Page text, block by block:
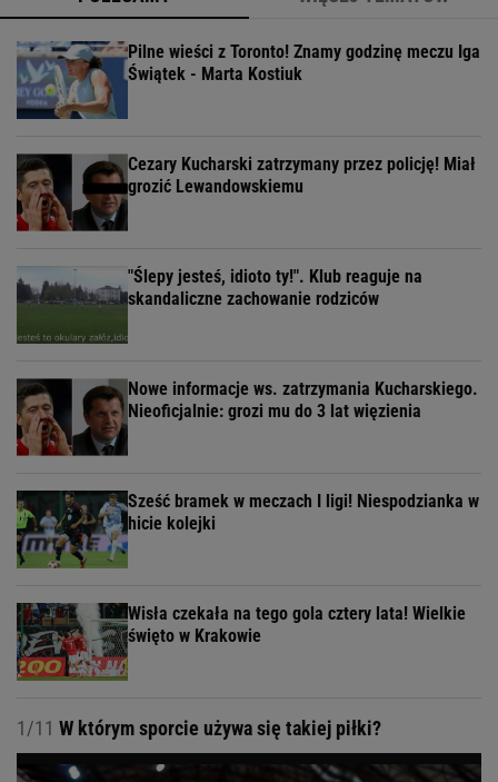
Pilne wieści z Toronto! Znamy godzinę meczu Iga
Świątek - Marta Kostiuk
Cezary Kucharski zatrzymany przez policję! Miał
grozić Lewandowskiemu
"Ślepy jesteś, idioto ty!". Klub reaguje na
skandaliczne zachowanie rodziców
Nowe informacje ws. zatrzymania Kucharskiego.
Nieoficjalnie: grozi mu do 3 lat więzienia
Sześć bramek w meczach I ligi! Niespodzianka w
hicie kolejki
Wisła czekała na tego gola cztery lata! Wielkie
święto w Krakowie
1/11 W którym sporcie używa się takiej piłki?